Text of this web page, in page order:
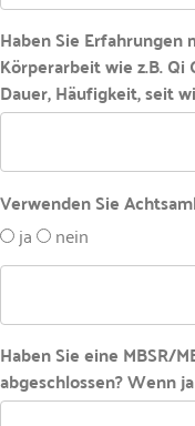
Haben Sie
Körperarbeit wie z.B. Qi
Dauer, Häufigkeit, seit
Verwenden Sie
ja nein
Haben Sie eine MBSR/
abgeschlossen? Wenn